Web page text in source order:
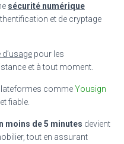
sécurité numérique
et de cryptage
pour les
et à tout moment.
commeYousign
fiable.
moins de 5 minutes devient
tout en assurant